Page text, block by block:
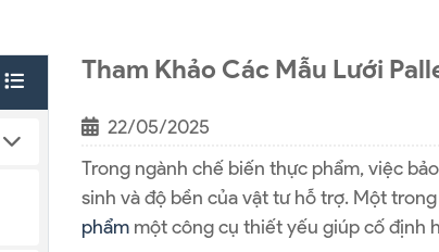
Tham Khảo Các Mẫu Lưới
22/05/2025
Trong ngành chế biến thực phẩm, việc
sinh và độ bền của vật tư hỗ trợ. Một
phẩm một công cụ thiết yếu giúp cố định